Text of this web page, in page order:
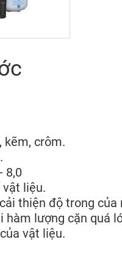
kẽm, crôm.
8,0
vật liệu.
thiện độ trong của
hàm lượng cặn quá
vật liệu.